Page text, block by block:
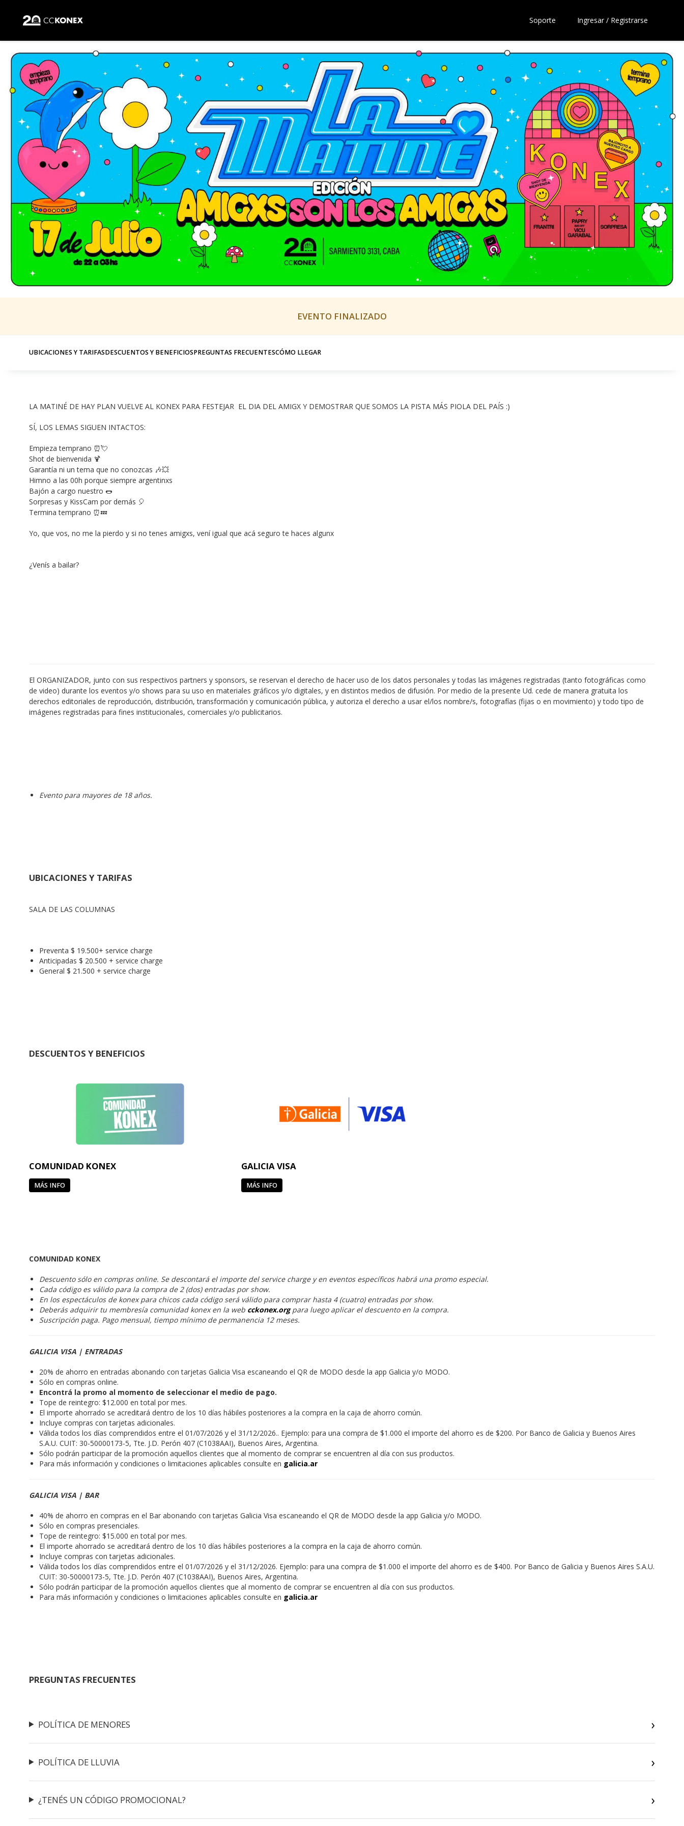
Soporte Ingresar / Registrarse
EVENTO FINALIZADO
UBICACIONES Y TARIFASDESCUENTOS Y BENEFICIOSPREGUNTAS FRECUENTESCÓMO LLEGAR
LA MATINÉ DE HAY PLAN VUELVE AL KONEX PARA FESTEJAR  EL DIA DEL AMIGX Y DEMOSTRAR QUE SOMOS LA PISTA MÁS PIOLA DEL PAÍS :)
SÍ, LOS LEMAS SIGUEN INTACTOS:
Empieza temprano ⏰💘
Shot de bienvenida 🍹
Garantía ni un tema que no conozcas 🎶💥
Himno a las 00h porque siempre argentinxs
Bajón a cargo nuestro 🌭
Sorpresas y KissCam por demás 🎈
Termina temprano ⏰💤
Yo, que vos, no me la pierdo y si no tenes amigxs, vení igual que acá seguro te haces algunx
¿Venís a bailar?
El ORGANIZADOR, junto con sus respectivos partners y sponsors, se reservan el derecho de hacer uso de los datos personales y todas las imágenes registradas (tanto fotográficas como
de video) durante los eventos y/o shows para su uso en materiales gráficos y/o digitales, y en distintos medios de difusión. Por medio de la presente Ud. cede de manera gratuita los
derechos editoriales de reproducción, distribución, transformación y comunicación pública, y autoriza el derecho a usar el/los nombre/s, fotografías (fijas o en movimiento) y todo tipo de
imágenes registradas para fines institucionales, comerciales y/o publicitarios.
Evento para mayores de 18 años.
UBICACIONES Y TARIFAS
SALA DE LAS COLUMNAS
Preventa $ 19.500+ service charge
Anticipadas $ 20.500 + service charge
General $ 21.500 + service charge
DESCUENTOS Y BENEFICIOS
COMUNIDAD KONEX
MÁS INFO
GALICIA VISA
MÁS INFO
COMUNIDAD KONEX
Descuento sólo en compras online. Se descontará el importe del service charge y en eventos específicos habrá una promo especial.
Cada código es válido para la compra de 2 (dos) entradas por show.
En los espectáculos de konex para chicos cada código será válido para comprar hasta 4 (cuatro) entradas por show.
Deberás adquirir tu membresía comunidad konex en la web cckonex.org para luego aplicar el descuento en la compra.
Suscripción paga. Pago mensual, tiempo mínimo de permanencia 12 meses.
GALICIA VISA | ENTRADAS
20% de ahorro en entradas abonando con tarjetas Galicia Visa escaneando el QR de MODO desde la app Galicia y/o MODO.
Sólo en compras online.
Encontrá la promo al momento de seleccionar el medio de pago.
Tope de reintegro: $12.000 en total por mes.
El importe ahorrado se acreditará dentro de los 10 días hábiles posteriores a la compra en la caja de ahorro común.
Incluye compras con tarjetas adicionales.
Válida todos los días comprendidos entre el 01/07/2026 y el 31/12/2026.. Ejemplo: para una compra de $1.000 el importe del ahorro es de $200. Por Banco de Galicia y Buenos Aires
S.A.U. CUIT: 30-50000173-5, Tte. J.D. Perón 407 (C1038AAI), Buenos Aires, Argentina.
Sólo podrán participar de la promoción aquellos clientes que al momento de comprar se encuentren al día con sus productos.
Para más información y condiciones o limitaciones aplicables consulte en galicia.ar
GALICIA VISA | BAR
40% de ahorro en compras en el Bar abonando con tarjetas Galicia Visa escaneando el QR de MODO desde la app Galicia y/o MODO.
Sólo en compras presenciales.
Tope de reintegro: $15.000 en total por mes.
El importe ahorrado se acreditará dentro de los 10 días hábiles posteriores a la compra en la caja de ahorro común.
Incluye compras con tarjetas adicionales.
Válida todos los días comprendidos entre el 01/07/2026 y el 31/12/2026. Ejemplo: para una compra de $1.000 el importe del ahorro es de $400. Por Banco de Galicia y Buenos Aires S.A.U.
CUIT: 30-50000173-5, Tte. J.D. Perón 407 (C1038AAI), Buenos Aires, Argentina.
Sólo podrán participar de la promoción aquellos clientes que al momento de comprar se encuentren al día con sus productos.
Para más información y condiciones o limitaciones aplicables consulte en galicia.ar
PREGUNTAS FRECUENTES
POLÍTICA DE MENORES
POLÍTICA DE LLUVIA
¿TENÉS UN CÓDIGO PROMOCIONAL?